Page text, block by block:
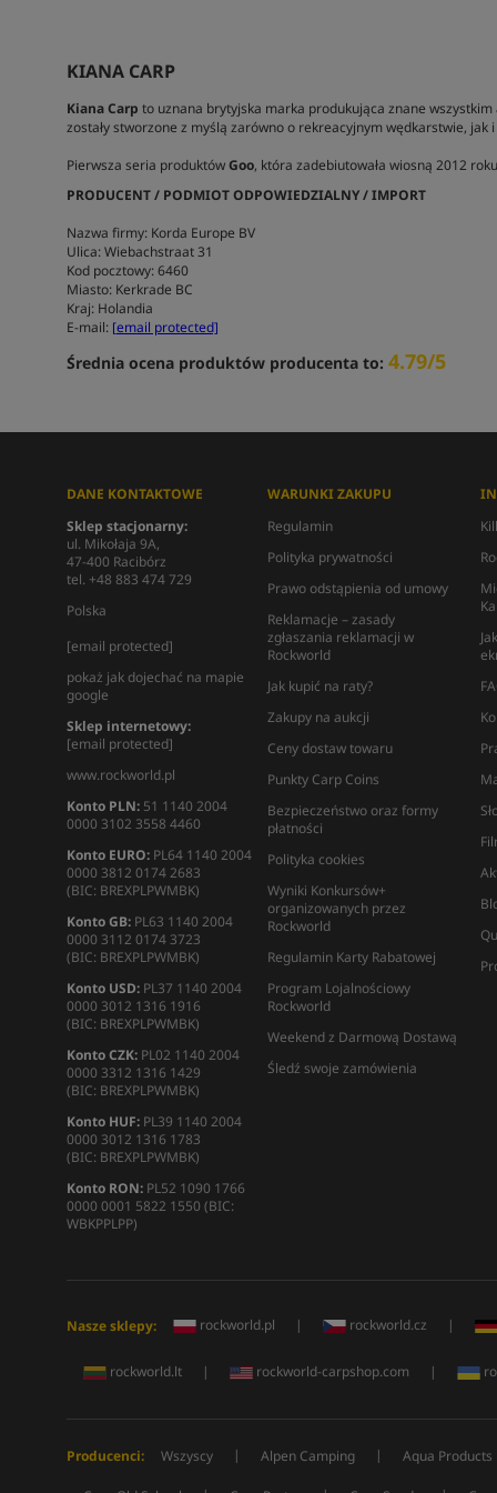
KIANA CARP
Kiana Carp to uznana brytyjska marka produkująca znane wszystkim
zostały stworzone z myślą zarówno o rekreacyjnym wędkarstwie,
Pierwsza seria produktówGoo, która zadebiutowała wiosną 2012
PRODUCENT / PODMIOT ODPOWIEDZIALNY / IMPORT
Nazwa firmy: Korda Europe BV
Ulica: Wiebachstraat 31
Kod pocztowy: 6460
Miasto: Kerkrade BC
Kraj: Holandia
E-mail: [email protected]
Średnia ocena produktów producenta to: 4.79/5
DANE KONTAKTOWE
Sklep stacjonarny:
ul. Mikołaja 9A,
47-400 Racibórz
tel. +48 883 474 729
Polska
[email protected]
pokaż jak dojechać na mapie
google
Sklep internetowy:
[email protected]
www.rockworld.pl
Konto PLN:51 1140 2004
0000 3102 3558 4460
Konto EURO:PL64 1140 2004
0000 3812 0174 2683
(BIC: BREXPLPWMBK)
Konto GB:PL63 1140 2004
0000 3112 0174 3723
(BIC: BREXPLPWMBK)
Konto USD:PL37 1140 2004
0000 3012 1316 1916
(BIC: BREXPLPWMBK)
Konto CZK:PL02 1140 2004
0000 3312 1316 1429
(BIC: BREXPLPWMBK)
Konto HUF:PL39 1140 2004
0000 3012 1316 1783
(BIC: BREXPLPWMBK)
Konto RON:PL52 1090 1766
0000 0001 5822 1550 (BIC:
WBKPPLPP)
WARUNKI ZAKUPU
Regulamin
Polityka prywatności
Prawo odstąpienia od umowy
Reklamacje – zasady
zgłaszania reklamacji w
Rockworld
Jak kupić na raty?
Zakupy na aukcji
Ceny dostaw towaru
Punkty Carp Coins
Bezpieczeństwo oraz formy
płatności
Polityka cookies
Wyniki Konkursów+
organizowanych przez
Rockworld
Regulamin Karty Rabatowej
Program Lojalnościowy
Rockworld
Weekend z Darmową Dostawą
Śledź swoje zamówienia
Nasze sklepy: rockworld.pl | rockworld.cz |
rockworld.lt | rockworld-carpshop.com |
Producenci: Wszyscy | Alpen Camping | Aqua Products